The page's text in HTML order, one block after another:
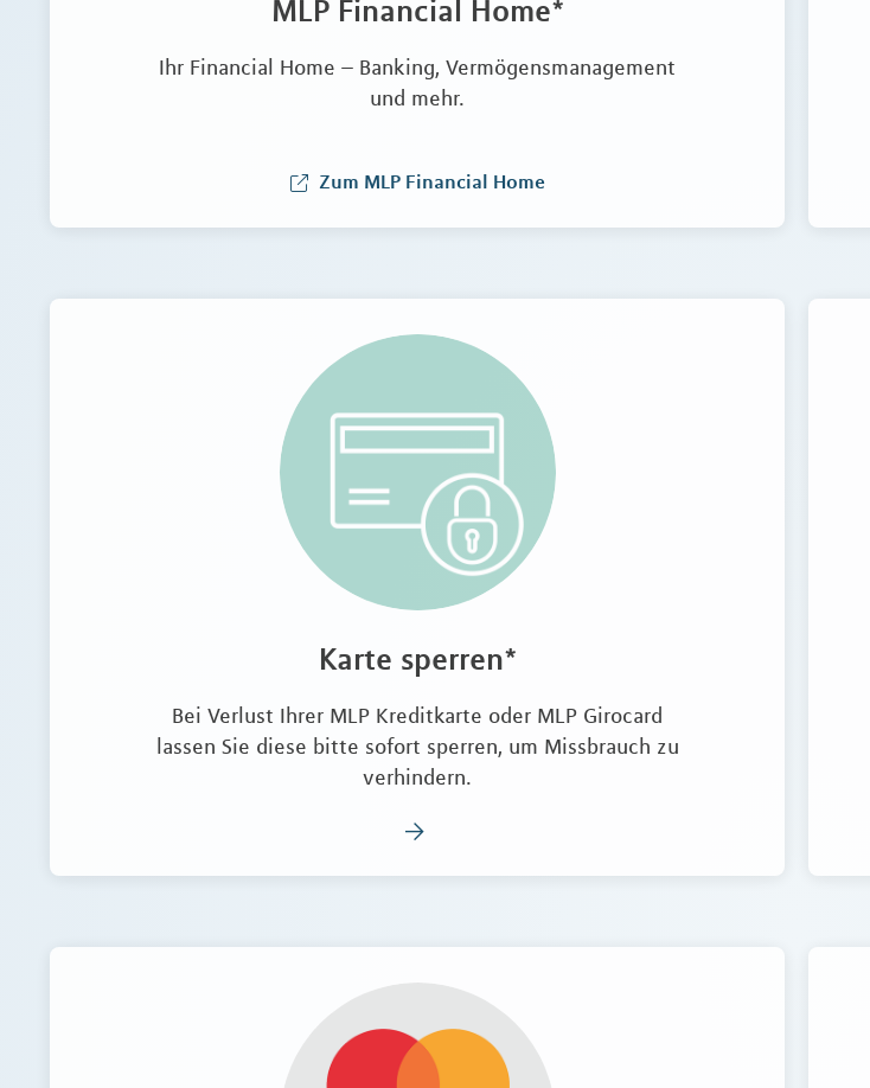
MLP Financial Home*
Ihr Financial Home – Banking, Vermögensmanagement
und mehr.
Zum MLP Financial Home
Karte sperren*
Bei Verlust Ihrer MLP Kreditkarte oder MLP Girocard
lassen Sie diese bitte sofort sperren, um Missbrauch zu
verhindern.